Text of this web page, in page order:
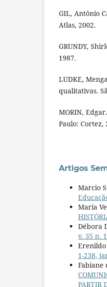
GIL, Antônio
Atlas, 2002.
GRUNDY,
1987.
LUDKE,
qualitativas.
MORIN,
Paulo: Cortez,
Artigos
Marcio
Maria
Débora
v. 35 n.
Erenildo
1-238,
Fabiane
PARTIR